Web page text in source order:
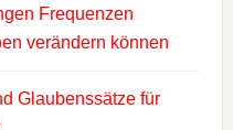
Frequenzen
verändern können
Glaubenssätze für